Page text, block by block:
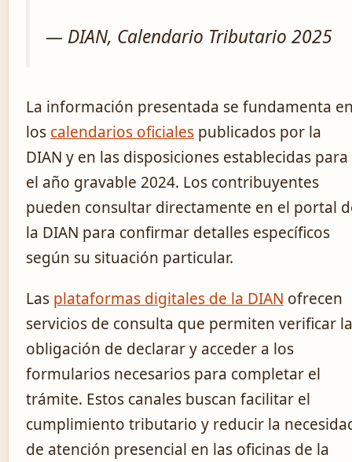
— DIAN, Calendario Tributario 2025
La información presentada se fundamenta
los calendarios oficiales publicados por la
DIAN y en las disposiciones establecidas para
el año gravable 2024. Los contribuyentes
pueden consultar directamente en el portal
la DIAN para confirmar detalles específicos
según su situación particular.
Las plataformas digitales de la DIAN ofrecen
servicios de consulta que permiten verificar la
obligación de declarar y acceder a los
formularios necesarios para completar el
trámite. Estos canales buscan facilitar el
cumplimiento tributario y reducir la
de atención presencial en las oficinas de la